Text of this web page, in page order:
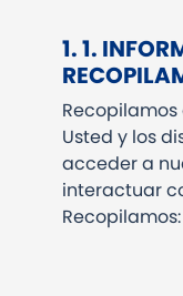
1. 1.
Usted y los
acceder a
interactuar
Recopilamos: